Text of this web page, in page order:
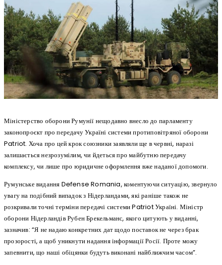
Міністерство оборони Румунії нещодавно внесло до парламенту
законопроєкт про передачу Україні системи протиповітряної оборони
Patriot. Хоча про цей крок союзники заявляли ще в червні, наразі
залишається незрозумілим, чи йдеться про майбутню передачу
комплексу, чи лише про юридичне оформлення вже наданої допомоги.
Румунське видання Defense Romania, коментуючи ситуацію, звернуло
увагу на подібний випадок з Нідерландами, які раніше також не
розкривали точні терміни передачі системи Patriot Україні. Міністр
оборони Нідерландів Рубен Брекельманс, якого цитують у виданні,
зазначив: “Я не надаю конкретних дат щодо поставок не через брак
прозорості, а щоб уникнути надання інформації Росії. Проте можу
запевнити, що наші обіцянки будуть виконані найближчим часом”.